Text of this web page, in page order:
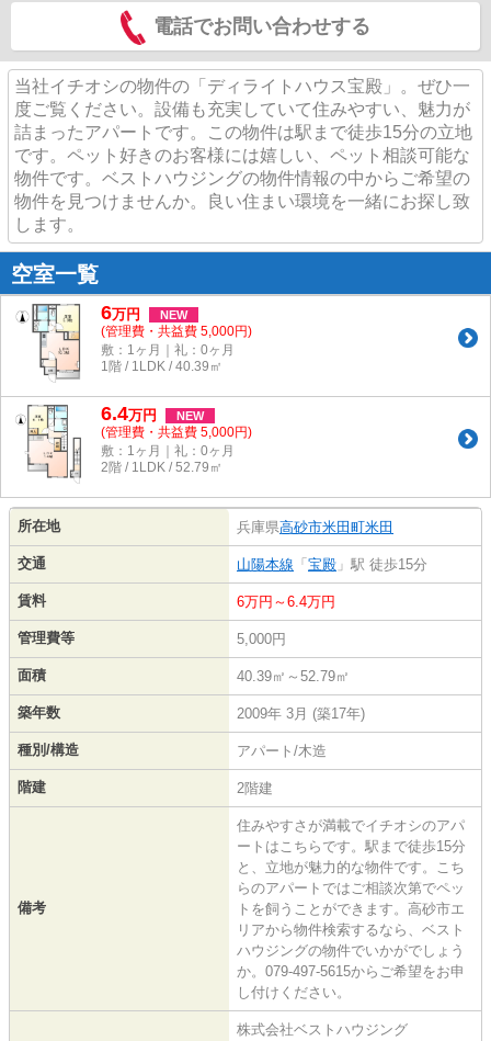
電話でお問い合わせする
当社イチオシの物件の「ディライトハウス宝殿」。ぜひ一
度ご覧ください。設備も充実していて住みやすい、魅力が
詰まったアパートです。この物件は駅まで徒歩15分の立地
です。ペット好きのお客様には嬉しい、ペット相談可能な
物件です。ベストハウジングの物件情報の中からご希望の
物件を見つけませんか。良い住まい環境を一緒にお探し致
します。
空室一覧
6万円 NEW
(管理費・共益費 5,000円)
敷：1ヶ月｜礼：0ヶ月
1階 / 1LDK / 40.39㎡
6.4万円 NEW
(管理費・共益費 5,000円)
敷：1ヶ月｜礼：0ヶ月
2階 / 1LDK / 52.79㎡
所在地 兵庫県高砂市米田町米田
交通 山陽本線 「 宝殿 」駅 徒歩15分
賃料 6万円～6.4万円
管理費等 5,000円
面積 40.39㎡～52.79㎡
築年数 2009年 3月 (築17年)
種別/構造 アパート/木造
階建 2階建
備考
住みやすさが満載でイチオシのアパ
ートはこちらです。駅まで徒歩15分
と、立地が魅力的な物件です。こち
らのアパートではご相談次第でペッ
トを飼うことができます。高砂市エ
リアから物件検索するなら、ベスト
ハウジングの物件でいかがでしょう
か。079-497-5615からご希望をお申
し付けください。
株式会社ベストハウジング